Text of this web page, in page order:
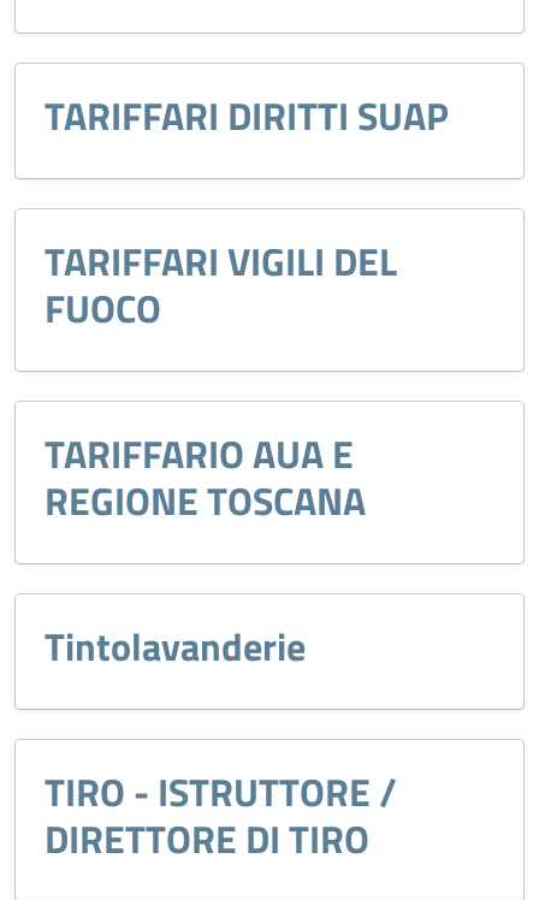
TARIFFARI DIRITTI SUAP
TARIFFARI VIGILI DEL
FUOCO
TARIFFARIO AUA E
REGIONE TOSCANA
Tintolavanderie
TIRO - ISTRUTTORE /
DIRETTORE DI TIRO